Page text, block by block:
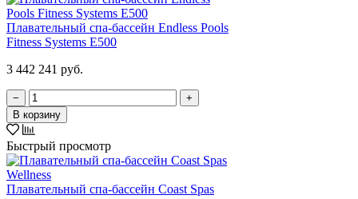
Плавательный спа-бассейн Endless Pools
Fitness Systems E500
3 442 241 руб.
−
+
В корзину
Быстрый просмотр
Плавательный спа-бассейн Coast Spas